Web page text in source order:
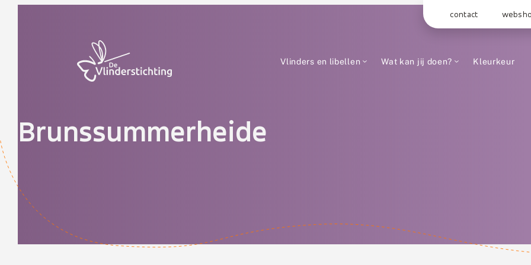
contact
Vlinders en libellen Wat kan jij doen? Kleurkeur
Brunssummerheide